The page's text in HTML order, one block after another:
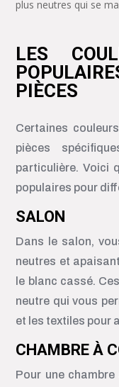
plus neutres qui se
LES
PIÈCES
Certaines
pièces
particulière. Voici
populaires pour
SALON
Dans le salon,
neutres et
le blanc cassé.
neutre qui vous
et les textiles pour
CHAMBRE À
Pour une